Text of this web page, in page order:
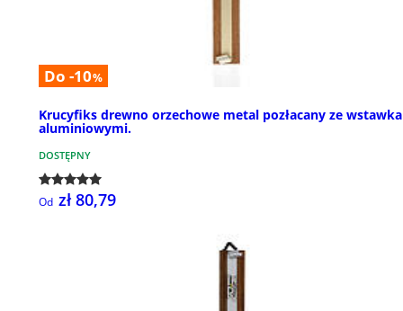
Do -10%
Krucyfiks drewno orzechowe metal pozłacany ze
aluminiowymi.
DOSTĘPNY
Od zł 80,79